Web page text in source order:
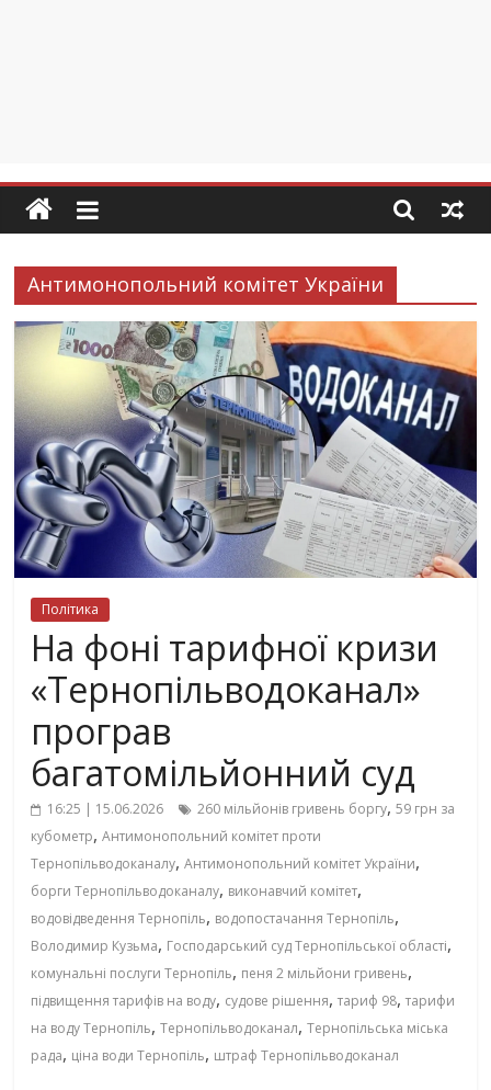
Антимонопольний комітет України
Політика
На фоні тарифної кризи
«Тернопільводоканал»
програв
багатомільйонний суд
16:25 | 15.06.2026 260 мільйонів гривень боргу,59 грн за
кубометр,Антимонопольний комітет проти
Тернопільводоканалу,Антимонопольний комітет України,
борги Тернопільводоканалу, виконавчий комітет,
водовідведення Тернопіль, водопостачання Тернопіль,
Володимир Кузьма, Господарський суд Тернопільської області,
комунальні послуги Тернопіль, пеня 2 мільйони гривень,
підвищення тарифів на воду, судове рішення,тариф 98,тарифи
на воду Тернопіль,Тернопільводоканал,Тернопільська міська
рада, ціна води Тернопіль, штраф Тернопільводоканал